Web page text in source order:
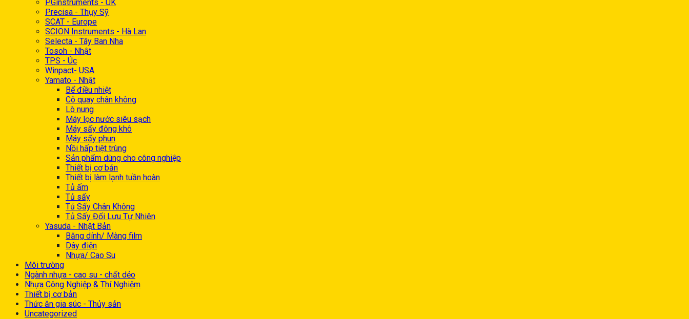
PGinstruments - UK
Precisa - Thụy Sỹ
SCAT - Europe
SCION Instruments - Hà Lan
Selecta - Tây Ban Nha
Tosoh - Nhật
TPS - Úc
Winpact- USA
Yamato - Nhật
Bể điều nhiệt
Cô quay chân không
Lò nung
Máy lọc nước siêu sạch
Máy sấy đông khô
Máy sấy phun
Nồi hấp tiệt trùng
Sản phẩm dùng cho công nghiệp
Thiết bị cơ bản
Thiết bị làm lạnh tuần hoàn
Tủ ấm
Tủ sấy
Tủ Sấy Chân Không
Tủ Sấy Đối Lưu Tự Nhiên
Yasuda - Nhật Bản
Băng dính/ Màng film
Dây điện
Nhựa/ Cao Su
Môi trường
Ngành nhựa - cao su - chất dẻo
Nhựa Công Nghiệp & Thí Nghiệm
Thiết bị cơ bản
Thức ăn gia súc - Thủy sản
Uncategorized